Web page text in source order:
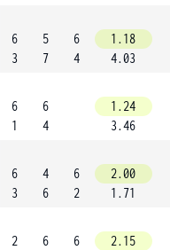
6
3
5
7
6
4
1.18
4.03
6
1
6
4
1.24
3.46
6
3
4
6
6
2
2.00
1.71
2
6
6
2.15